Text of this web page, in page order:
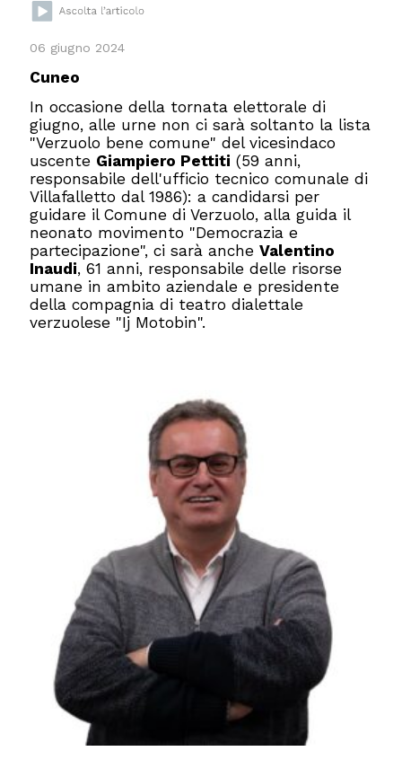
06 giugno 2024
Cuneo
In occasione della tornata elettorale di
giugno, alle urne non ci sarà soltanto la lista
"Verzuolo bene comune" del vicesindaco
uscente Giampiero Pettiti (59 anni,
responsabile dell'ufficio tecnico comunale di
Villafalletto dal 1986): a candidarsi per
guidare il Comune di Verzuolo, alla guida il
neonato movimento "Democrazia e
partecipazione", ci sarà ancheValentino
Inaudi, 61 anni, responsabile delle risorse
umane in ambito aziendale e presidente
della compagnia di teatro dialettale
verzuolese "Ij Motobin".